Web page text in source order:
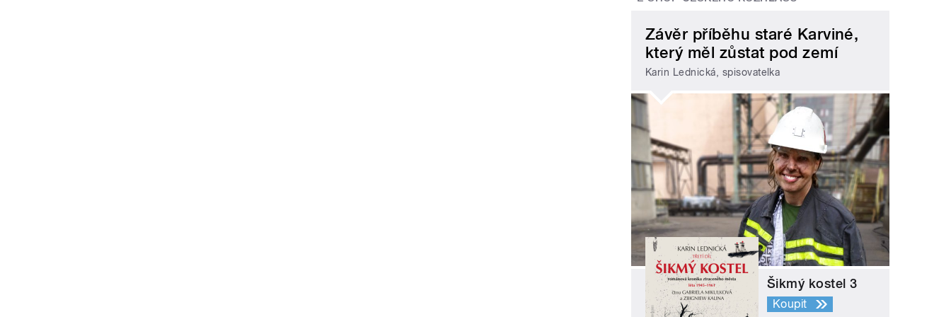
Závěr příběhu staré Karviné,
který měl zůstat pod zemí
Karin Lednická, spisovatelka
Šikmý kostel 3
Koupit